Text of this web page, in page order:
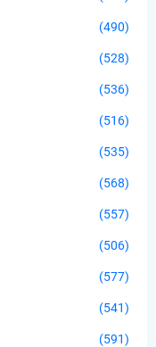
(490)
(528)
(536)
(516)
(535)
(568)
(557)
(506)
(577)
(541)
(591)